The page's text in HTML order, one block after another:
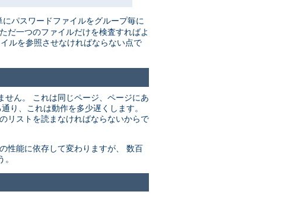
パスワードファイルをグループ毎に
だ一つのファイルだけを検査すればよ
ルを参照させなければならない点で
せん。 これは同じページ、ページにあ
り、これは動作を多少遅くします。
リストを読まなければならないからで
性能に依存して変わりますが、 数百